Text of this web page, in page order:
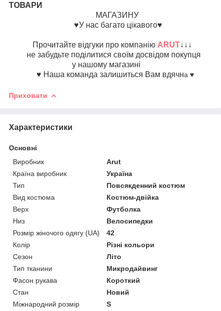
ТОВАРИ
МАГАЗИНУ
♥️У нас багато цікавого♥️
Прочитайте відгуки про компанію ARUT↓↓↓
не забудьте поділитися своїм досвідом покупця
у нашому магазині
♥️ Наша команда залишиться Вам вдячна ♥️
Приховати
Характеристики
Основні
Виробник
Arut
Країна виробник
Україна
Тип
Повсякденний костюм
Вид костюма
Костюм-двійка
Верх
Футболка
Низ
Велосипедки
Розмір жіночого одягу (UA)
42
Колір
Різні кольори
Сезон
Літо
Тип тканини
Микродайвинг
Фасон рукава
Короткий
Стан
Новий
Міжнародний розмір
S